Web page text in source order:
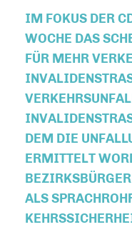
IM FOKUS DER
WOCHE DAS
FÜR MEHR
M DIE
MITTELT
S SPRACHROHR
HRSSICHERHEIT